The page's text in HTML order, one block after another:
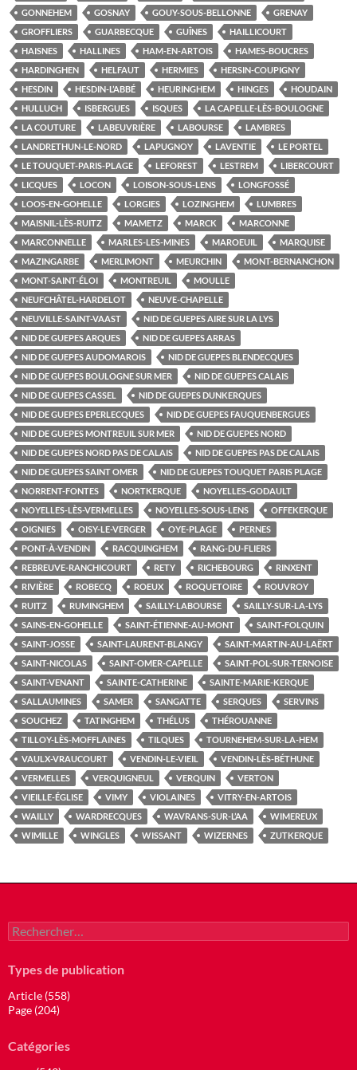
GONNEHEM
GOSNAY GOUY-SOUS-BELLONNE
GRENAY
GROFFLIERS
GUARBECQUE GUÎNES
HAILLICOURT
HAISNES
HALLINES HAM-EN-ARTOIS
HAMES-BOUCRES
HARDINGHEN
HELFAUT HERMIES
HERSIN-COUPIGNY
HESDIN
HESDIN-L’ABBÉ HEURINGHEM HINGES
HOUDAIN
HULLUCH
ISBERGUES ISQUES
LA CAPELLE-LÈS-BOULOGNE
LA COUTURE
LABEUVRIÈRE LABOURSE
LAMBRES
LANDRETHUN-LE-NORD
LAPUGNOY LAVENTIE
LE PORTEL
LE TOUQUET-PARIS-PLAGE
LEFOREST LESTREM
LIBERCOURT
LICQUES
LOCON LOISON-SOUS-LENS
LONGFOSSÉ
LOOS-EN-GOHELLE
LORGIES LOZINGHEM
LUMBRES
MAISNIL-LÈS-RUITZ
MAMETZ MARCK
MARCONNE
MARCONNELLE
MARLES-LES-MINES MAROEUIL
MARQUISE
MAZINGARBE
MERLIMONT MEURCHIN
MONT-BERNANCHON
MONT-SAINT-ÉLOI
MONTREUIL
MOULLE
NEUFCHÂTEL-HARDELOT
NEUVE-CHAPELLE
NEUVILLE-SAINT-VAAST
NID DE GUEPES AIRE SUR LA LYS
NID DE GUEPES ARQUES
NID DE GUEPES ARRAS
NID DE GUEPES AUDOMAROIS
NID DE GUEPES BLENDECQUES
NID DE GUEPES BOULOGNE SUR MER
NID DE GUEPES CALAIS
NID DE GUEPES CASSEL
NID DE GUEPES DUNKERQUES
NID DE GUEPES EPERLECQUES
NID DE GUEPES FAUQUENBERGUES
NID DE GUEPES MONTREUIL SUR MER
NID DE GUEPES NORD
NID DE GUEPES NORD PAS DE CALAIS
NID DE GUEPES PAS DE CALAIS
NID DE GUEPES SAINT OMER
NID DE GUEPES TOUQUET PARIS PLAGE
NORRENT-FONTES
NORTKERQUE
NOYELLES-GODAULT
NOYELLES-LÈS-VERMELLES
NOYELLES-SOUS-LENS
OFFEKERQUE
OIGNIES
OISY-LE-VERGER OYE-PLAGE
PERNES
PONT-À-VENDIN
RACQUINGHEM
RANG-DU-FLIERS
REBREUVE-RANCHICOURT
RETY RICHEBOURG
RINXENT
RIVIÈRE
ROBECQ ROEUX ROQUETOIRE
ROUVROY
RUITZ
RUMINGHEM SAILLY-LABOURSE
SAILLY-SUR-LA-LYS
SAINS-EN-GOHELLE
SAINT-ÉTIENNE-AU-MONT
SAINT-FOLQUIN
SAINT-JOSSE
SAINT-LAURENT-BLANGY
SAINT-MARTIN-AU-LAËRT
SAINT-NICOLAS
SAINT-OMER-CAPELLE
SAINT-POL-SUR-TERNOISE
SAINT-VENANT
SAINTE-CATHERINE
SAINTE-MARIE-KERQUE
SALLAUMINES
SAMER SANGATTE SERQUES
SERVINS
SOUCHEZ
TATINGHEM THÉLUS
THÉROUANNE
TILLOY-LÈS-MOFFLAINES
TILQUES
TOURNEHEM-SUR-LA-HEM
VAULX-VRAUCOURT
VENDIN-LE-VIEIL
VENDIN-LÈS-BÉTHUNE
VERMELLES
VERQUIGNEUL VERQUIN
VERTON
VIEILLE-ÉGLISE
VIMY VIOLAINES
VITRY-EN-ARTOIS
WAILLY
WARDRECQUES WAVRANS-SUR-L’AA
WIMEREUX
WIMILLE
WINGLES WISSANT WIZERNES ZUTKERQUE
Rechercher :
Types de publication
Article (558)
Page (204)
Catégories